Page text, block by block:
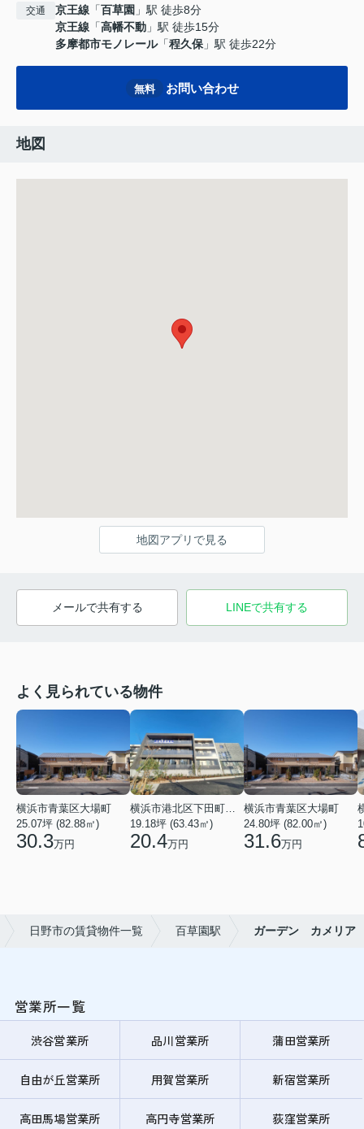
交通 京王線 「百草園 」駅 徒歩8分
京王線 「高幡不動 」駅 徒歩15分
多摩都市モノレール「程久保 」駅 徒歩22分
無料 お問い合わせ
地図
地図アプリで見る
メールで共有する LINEで共有する
よく見られている物件
横浜市青葉区大場町
25.07坪 (82.88㎡)
30.3万円
19.18坪 (63.43㎡)
20.4万円
横浜市青葉区大場町
24.80坪 (82.00㎡)
31.6万円
日野市の賃貸物件一覧 百草園駅 ガーデン カメリア
営業所一覧
渋谷営業所 品川営業所 蒲田営業所
自由が丘営業所 用賀営業所 新宿営業所
高田馬場営業所 高円寺営業所 荻窪営業所